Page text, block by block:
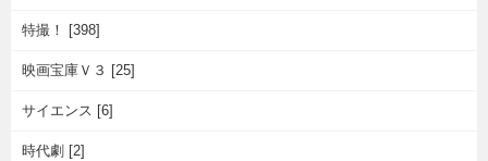
特撮！ [398]
映画宝庫Ｖ３ [25]
サイエンス [6]
時代劇 [2]